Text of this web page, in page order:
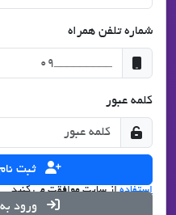
شماره تلفن همراه
کلمه عبور
با درخواست ثبت نام، شما با
استفادهاز سایت موافقت می کنید.
ثبت
ورود